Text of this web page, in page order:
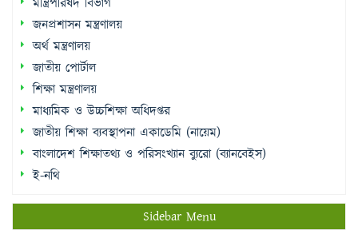
জাতীয় পোর্টাল
শিক্ষা মন্ত্রণালয়
মাধ্যমিক ও উচ্চশিক্ষা অধিদপ্তর
জাতীয় শিক্ষা ব্যবস্থাপনা একাডেমি (নায়েম)
বাংলাদেশ শিক্ষাতথ্য ও পরিসংখ্যান ব্যুরো (ব্যানবেইস)
ই-নথি
Sidebar Menu
Student Log in